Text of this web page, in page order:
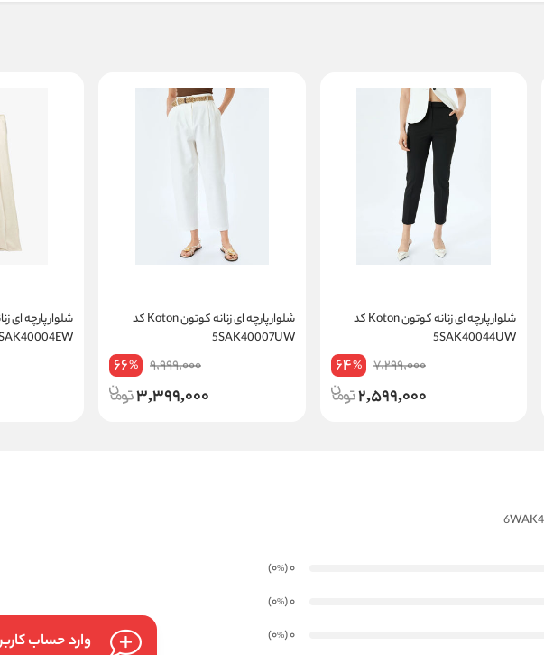
شلوار پارچه ای زنانه کوتون Koton کد
5SAK40044UW
7,299,000
64%
2,599,000
شلوار پارچه ای زنانه کوتون Koton کد
5SAK40007UW
9,999,000
66%
3,399,000
0
(0
%
)
0
(0
%
)
0
(0
%
)
وارد حساب